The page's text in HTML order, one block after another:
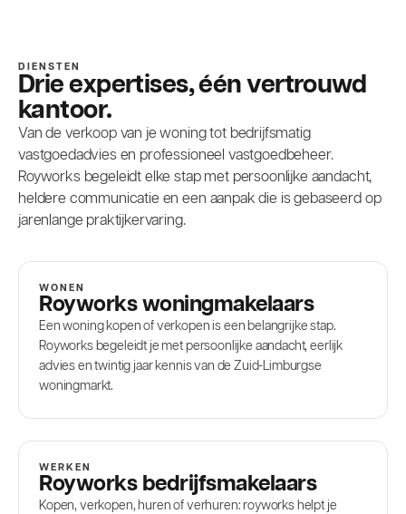
DIENSTEN
Drie expertises, één vertrouwd
kantoor.
Van de verkoop van je woning tot bedrijfsmatig
vastgoedadvies en professioneel vastgoedbeheer.
Royworks begeleidt elke stap met persoonlijke aandacht,
heldere communicatie en een aanpak die is gebaseerd op
jarenlange praktijkervaring.
WONEN
Royworks woningmakelaars
Een woning kopen of verkopen is een belangrijke stap.
Royworks begeleidt je met persoonlijke aandacht, eerlijk
advies en twintig jaar kennis van de Zuid-Limburgse
woningmarkt.
WERKEN
Royworks bedrijfsmakelaars
Kopen, verkopen, huren of verhuren: royworks helpt je